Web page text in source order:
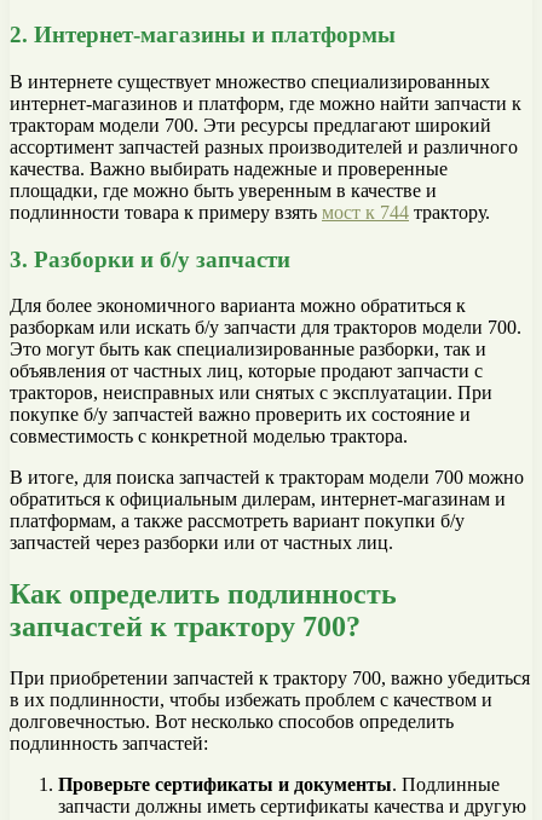
2. Интернет-магазины и платформы
В интернете существует множество специализированных
интернет-магазинов и платформ, где можно найти запчасти к
тракторам модели 700. Эти ресурсы предлагают широкий
ассортимент запчастей разных производителей и различного
качества. Важно выбирать надежные и проверенные
площадки, где можно быть уверенным в качестве и
подлинности товара к примеру взять мост к 744 трактору.
3. Разборки и б/у запчасти
Для более экономичного варианта можно обратиться к
разборкам или искать б/у запчасти для тракторов модели 700.
Это могут быть как специализированные разборки, так и
объявления от частных лиц, которые продают запчасти с
тракторов, неисправных или снятых с эксплуатации. При
покупке б/у запчастей важно проверить их состояние и
совместимость с конкретной моделью трактора.
В итоге, для поиска запчастей к тракторам модели 700 можно
обратиться к официальным дилерам, интернет-магазинам и
платформам, а также рассмотреть вариант покупки б/у
запчастей через разборки или от частных лиц.
Как определить подлинность
запчастей к трактору 700?
При приобретении запчастей к трактору 700, важно убедиться
в их подлинности, чтобы избежать проблем с качеством и
долговечностью. Вот несколько способов определить
подлинность запчастей:
Проверьте сертификаты и документы. Подлинные
запчасти должны иметь сертификаты качества и другую